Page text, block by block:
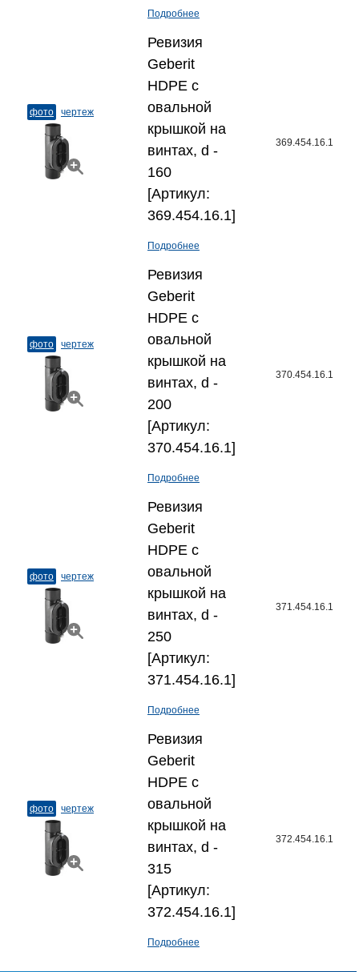
Подробнее
фото чертеж
Ревизия
Geberit
HDPE с
овальной
крышкой на
винтах, d -
160
[Артикул:
369.454.16.1]
Подробнее
369.454.16.1
фото чертеж
Ревизия
Geberit
HDPE с
овальной
крышкой на
винтах, d -
200
[Артикул:
370.454.16.1]
Подробнее
370.454.16.1
фото чертеж
Ревизия
Geberit
HDPE с
овальной
крышкой на
винтах, d -
250
[Артикул:
371.454.16.1]
Подробнее
371.454.16.1
фото чертеж
Ревизия
Geberit
HDPE с
овальной
крышкой на
винтах, d -
315
[Артикул:
372.454.16.1]
Подробнее
372.454.16.1